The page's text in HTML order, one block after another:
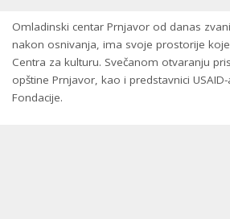
Omladinski centar Prnjavor od danas
nakon osnivanja, ima svoje prostorije
Centra za kulturu. Svečanom otvaranju
opštine Prnjavor, kao i predstavnici USAID-
Fondacije.